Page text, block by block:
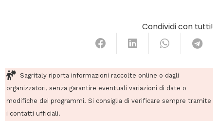
Condividi con tutti!
Sagritaly riporta informazioni raccolte online o dagli
organizzatori, senza garantire eventuali variazioni di date o
modifiche dei programmi. Si consiglia di verificare sempre tramite
i contatti ufficiali.